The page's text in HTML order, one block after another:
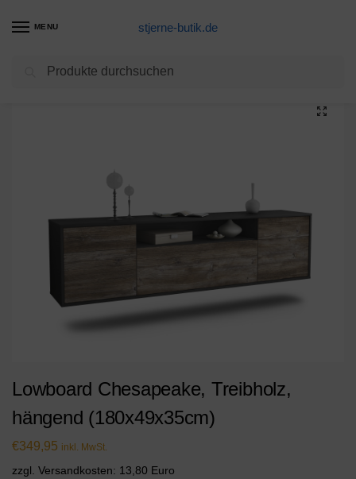
MENU stjerne-butik.de
Unkategorisiert / Lowboard Chesapeake, Treibholz, hängend (180x49x35cm)
Lowboard Chesapeake, Treibholz,
hängend (180x49x35cm)
€349,95 inkl. MwSt.
zzgl. Versandkosten: 13,80 Euro